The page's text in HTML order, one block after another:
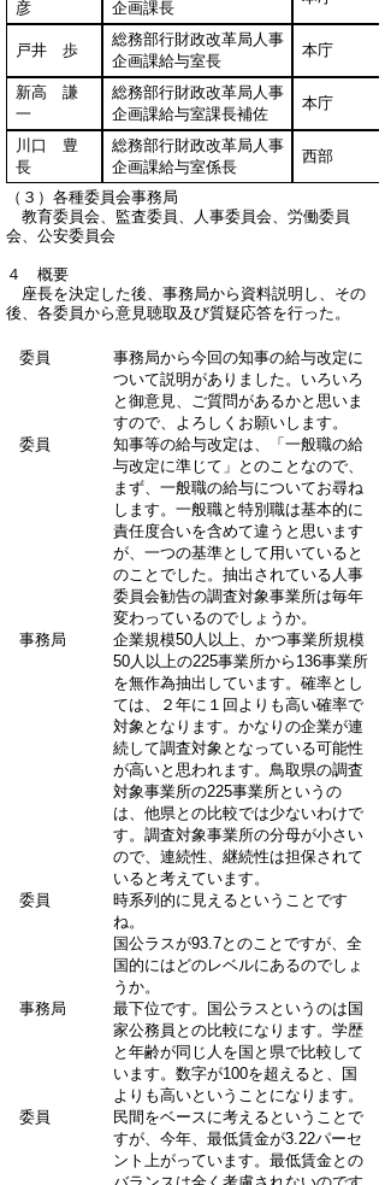
彦
企画課長
戸井 歩
総務部行財政改革局人事
企画課給与室長
本庁
新高 謙
一
総務部行財政改革局人事
企画課給与室課長補佐
本庁
川口 豊
長
総務部行財政改革局人事
企画課給与室係長
西部
（３）各種委員会事務局
教育委員会、監査委員、人事委員会、労働委員
会、公安委員会
４ 概要
座長を決定した後、事務局から資料説明し、その
後、各委員から意見聴取及び質疑応答を行った。
委員
事務局から今回の知事の給与改定に
ついて説明がありました。いろいろ
と御意見、ご質問があるかと思いま
すので、よろしくお願いします。
委員
知事等の給与改定は、「一般職の給
与改定に準じて」とのことなので、
まず、一般職の給与についてお尋ね
します。一般職と特別職は基本的に
責任度合いを含めて違うと思います
が、一つの基準として用いていると
のことでした。抽出されている人事
委員会勧告の調査対象事業所は毎年
変わっているのでしょうか。
事務局
企業規模50人以上、かつ事業所規模
50人以上の225事業所から136事業所
を無作為抽出しています。確率とし
ては、２年に１回よりも高い確率で
対象となります。かなりの企業が連
続して調査対象となっている可能性
が高いと思われます。鳥取県の調査
対象事業所の225事業所というの
は、他県との比較では少ないわけで
す。調査対象事業所の分母が小さい
ので、連続性、継続性は担保されて
いると考えています。
委員
時系列的に見えるということです
ね。
国公ラスが93.7とのことですが、全
国的にはどのレベルにあるのでしょ
うか。
事務局
最下位です。国公ラスというのは国
家公務員との比較になります。学歴
と年齢が同じ人を国と県で比較して
います。数字が100を超えると、国
よりも高いということになります。
委員
民間をベースに考えるということで
すが、今年、最低賃金が3.22パーセ
ント上がっています。最低賃金との